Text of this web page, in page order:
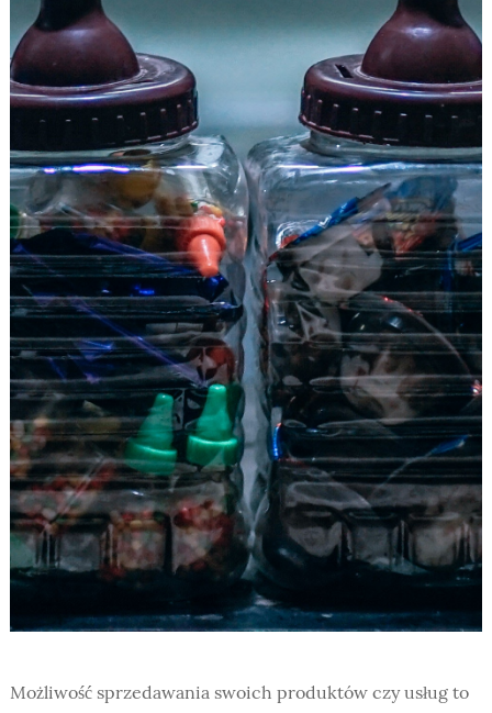
Możliwość sprzedawania swoich produktów czy usług to